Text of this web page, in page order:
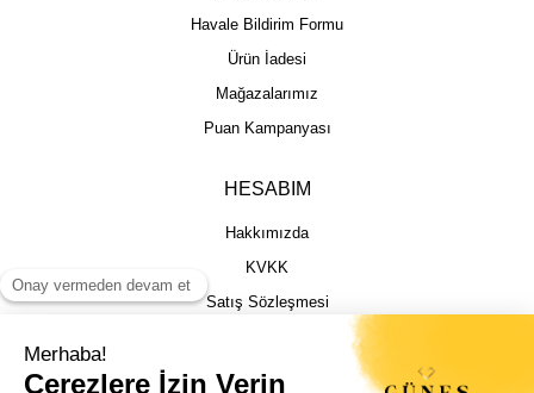
Havale Bildirim Formu
Ürün İadesi
Mağazalarımız
Puan Kampanyası
HESABIM
Hakkımızda
KVKK
Satış Sözleşmesi
İptal İade Şartları